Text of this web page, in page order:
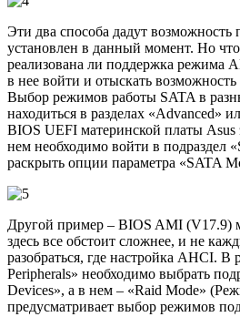
Эти два способа дадут возможность
установлен в данный момент. Но
реализована ли поддержка режима
в нее войти и отыскать
Выбор режимов работы SATA в
находиться в разделах «Advanced»
BIOS UEFI материнской платы Asus
нем необходимо войти в подраздел
раскрыть опции параметра «SATA
Другой пример – BIOS AMI (V17.9)
здесь все обстоит сложнее, и не
разобраться, где настройка AHCI. В
Peripherals» необходимо выбрать
Devices», а в нем – «Raid Mode»
предусматривает выбор режимов